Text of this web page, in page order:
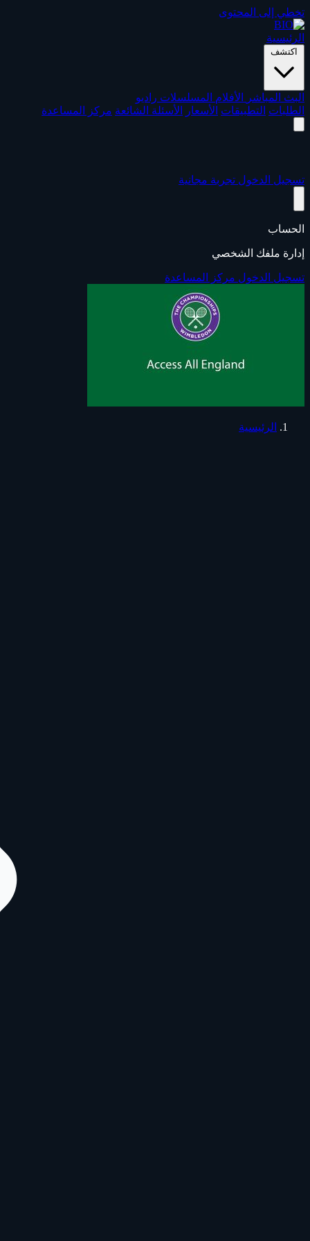
تخطي إلى المحتوى
الرئيسية
اكتشف
البث المباشر الأفلام المسلسلات راديو
الطلبات التطبيقات الأسعار الأسئلة الشائعة مركز المساعدة
تسجيل الدخول تجربة مجانية
الحساب
إدارة ملفك الشخصي
تسجيل الدخول مركز المساعدة
الرئيسية